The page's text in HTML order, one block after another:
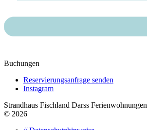
Buchungen
Reservierungsanfrage senden
Instagram
Strandhaus Fischland Darss Ferienwohnungen
© 2026